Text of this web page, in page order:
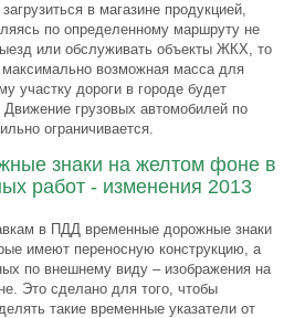
в магазине продукцией,
по определенному маршруту не
или обслуживать объекты ЖКХ, то
возможная масса для
участку дороги в городе будет
грузовых автомобилей по
ограничивается.
знаки на желтом фоне в
работ - изменения 2013
в ПДД временные дорожные знаки
имеют переносную конструкцию, а
по внешнему виду – изображения на
Это сделано для того, чтобы
такие временные указатели от